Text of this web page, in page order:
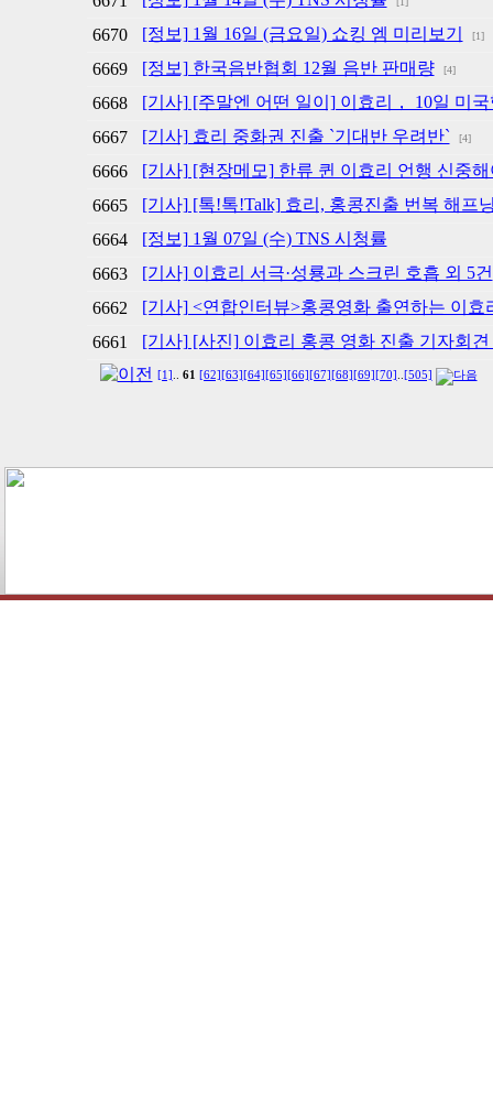
6670 [정보] 1월 16일 (금요일) 쇼킹 엠 미리보기 [1]
6669 [정보] 한국음반협회 12월 음반 판매량 [4]
6668
[기사] [주말엔 어떤 일이] 이효리， 10일 미
6667
[기사] 효리 중화권 진출 `기대반 우려반` [4]
6666
[기사] [현장메모] 한류 퀸 이효리 언행 신중해
6665
[기사] [톡!톡!Talk] 효리, 홍콩진출 번복 해프
6664
[정보] 1월 07일 (수) TNS 시청률
6663
[기사] 이효리 서극·성룡과 스크린 호흡 외 5건
6662
[기사] <연합인터뷰>홍콩영화 출연하는 이효
6661
[기사] [사진] 이효리 홍콩 영화 진출 기자회견
[1] 61 [62] [63] [64] [65] [66] [67] [68] [69] [70] [505]